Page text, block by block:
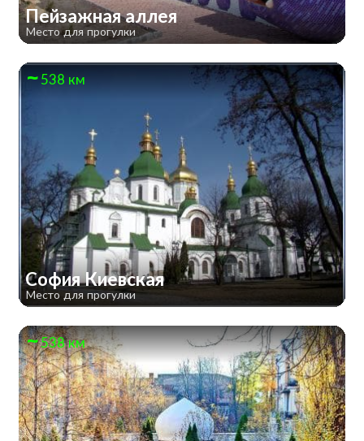
Пейзажная аллея
Место для прогулки
538 км
София Киевская
Место для прогулки
538 км